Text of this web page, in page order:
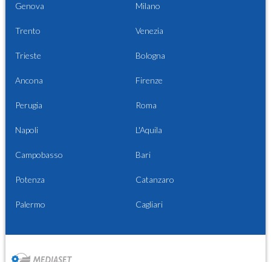
Genova Milano
Trento Venezia
Trieste Bologna
Ancona Firenze
Perugia Roma
Napoli L'Aquila
Campobasso Bari
Potenza Catanzaro
Palermo Cagliari